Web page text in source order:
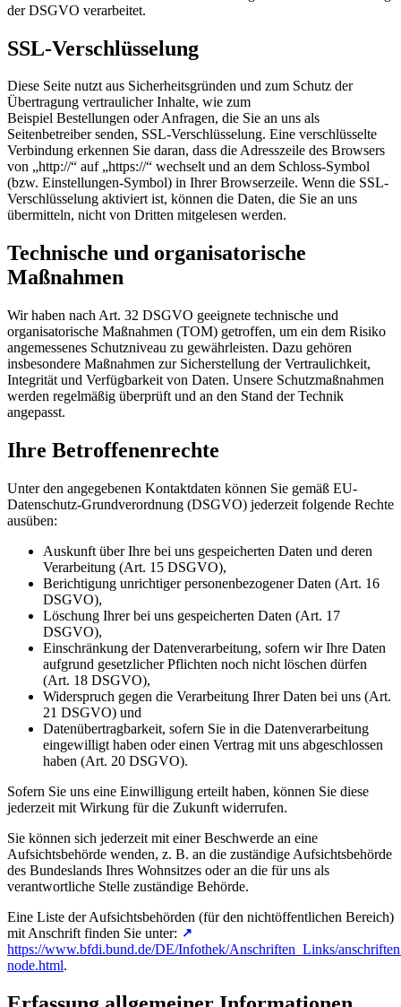
der DSGVO verarbeitet.
SSL-Verschlüsselung
Diese Seite nutzt aus Sicherheitsgründen und zum Schutz der
Übertragung vertraulicher Inhalte, wie zum
Beispiel Bestellungen oder Anfragen, die Sie an uns als
Seitenbetreiber senden, SSL-Verschlüsselung. Eine verschlüsselte
Verbindung erkennen Sie daran, dass die Adresszeile des Browsers
von „http://“ auf „https://“ wechselt und an dem Schloss-Symbol
(bzw. Einstellungen-Symbol) in Ihrer Browserzeile. Wenn die SSL-
Verschlüsselung aktiviert ist, können die Daten, die Sie an uns
übermitteln, nicht von Dritten mitgelesen werden.
Technische und organisatorische
Maßnahmen
Wir haben nach Art. 32 DSGVO geeignete technische und
organisatorische Maßnahmen (TOM) getroffen, um ein dem Risiko
angemessenes Schutzniveau zu gewährleisten. Dazu gehören
insbesondere Maßnahmen zur Sicherstellung der Vertraulichkeit,
Integrität und Verfügbarkeit von Daten. Unsere Schutzmaßnahmen
werden regelmäßig überprüft und an den Stand der Technik
angepasst.
Ihre Betroffenenrechte
Unter den angegebenen Kontaktdaten können Sie gemäß EU-
Datenschutz-Grundverordnung (DSGVO) jederzeit folgende Rechte
ausüben:
Auskunft über Ihre bei uns gespeicherten Daten und deren
Verarbeitung (Art. 15 DSGVO),
Berichtigung unrichtiger personenbezogener Daten (Art. 16
DSGVO),
Löschung Ihrer bei uns gespeicherten Daten (Art. 17
DSGVO),
Einschränkung der Datenverarbeitung, sofern wir Ihre Daten
aufgrund gesetzlicher Pflichten noch nicht löschen dürfen
(Art. 18 DSGVO),
Widerspruch gegen die Verarbeitung Ihrer Daten bei uns (Art.
21 DSGVO) und
Datenübertragbarkeit, sofern Sie in die Datenverarbeitung
eingewilligt haben oder einen Vertrag mit uns abgeschlossen
haben (Art. 20 DSGVO).
Sofern Sie uns eine Einwilligung erteilt haben, können Sie diese
jederzeit mit Wirkung für die Zukunft widerrufen.
Sie können sich jederzeit mit einer Beschwerde an eine
Aufsichtsbehörde wenden, z. B. an die zuständige Aufsichtsbehörde
des Bundeslands Ihres Wohnsitzes oder an die für uns als
verantwortliche Stelle zuständige Behörde.
Eine Liste der Aufsichtsbehörden (für den nichtöffentlichen Bereich)
mit Anschrift finden Sie unter:
https://www.bfdi.bund.de/DE/Infothek/Anschriften_Links/
node.html.